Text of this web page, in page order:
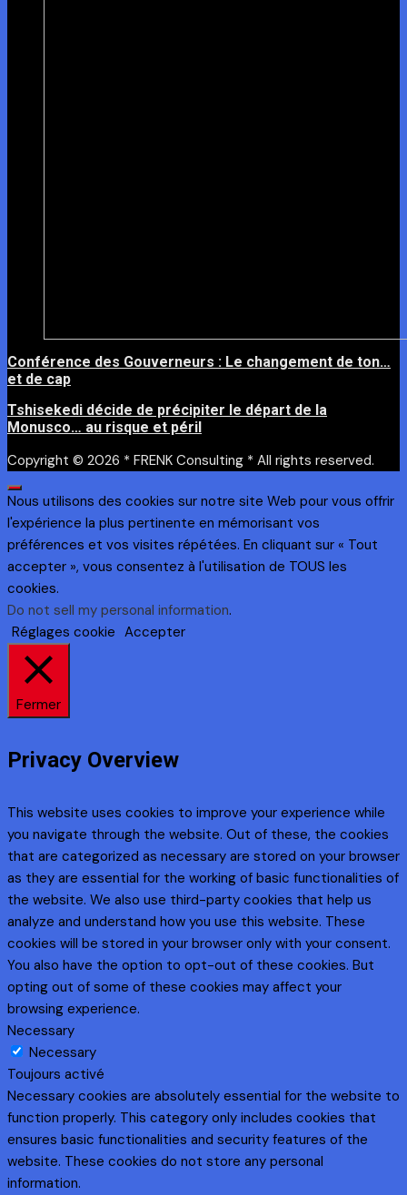
Conférence des Gouverneurs : Le changement de ton…
et de cap
Tshisekedi décide de précipiter le départ de la
Monusco… au risque et péril
Copyright © 2026 * FRENK Consulting * All rights reserved.
Nous utilisons des cookies sur notre site Web pour vous offrir
l'expérience la plus pertinente en mémorisant vos
préférences et vos visites répétées. En cliquant sur « Tout
accepter », vous consentez à l'utilisation de TOUS les
cookies.
Do not sell my personal information.
Réglages cookie Accepter
Fermer
Privacy Overview
This website uses cookies to improve your experience while
you navigate through the website. Out of these, the cookies
that are categorized as necessary are stored on your browser
as they are essential for the working of basic functionalities of
the website. We also use third-party cookies that help us
analyze and understand how you use this website. These
cookies will be stored in your browser only with your consent.
You also have the option to opt-out of these cookies. But
opting out of some of these cookies may affect your
browsing experience.
Necessary
Necessary
Toujours activé
Necessary cookies are absolutely essential for the website to
function properly. This category only includes cookies that
ensures basic functionalities and security features of the
website. These cookies do not store any personal
information.